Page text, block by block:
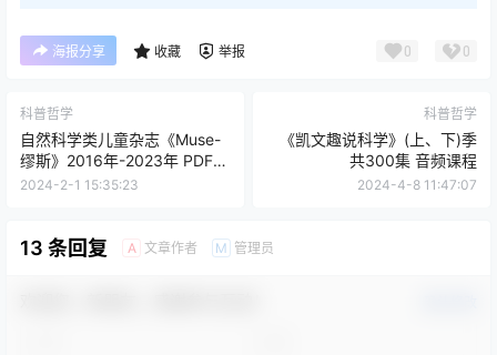
海报分享 收藏 举报 0 0
科普哲学
自然科学类儿童杂志《Muse-
缪斯》2016年-2023年 PDF格
式
2024-2-1 15:35:23
科普哲学
《凯文趣说科学》(上、下)季
共300集 音频课程
2024-4-8 11:47:07
13 条回复 A 文章作者 M 管理员